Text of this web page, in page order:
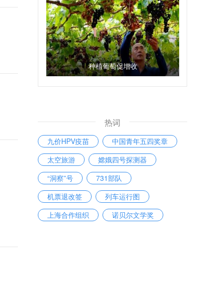
种植葡萄促增收
热词
九价HPV疫苗
中国青年五四奖章
太空旅游
嫦娥四号探测器
“洞察”号
731部队
机票退改签
列车运行图
上海合作组织
诺贝尔文学奖